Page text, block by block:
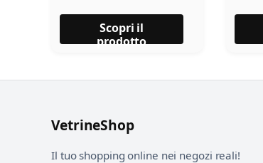
Scopri il
prodotto
VetrineShop
Il tuo shopping online nei negozi reali!